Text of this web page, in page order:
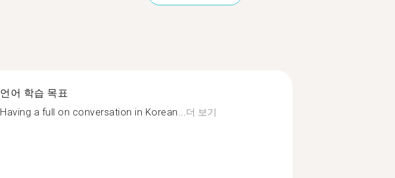
언어 학습 목표
Having a full on conversation in Korean... 더 보기